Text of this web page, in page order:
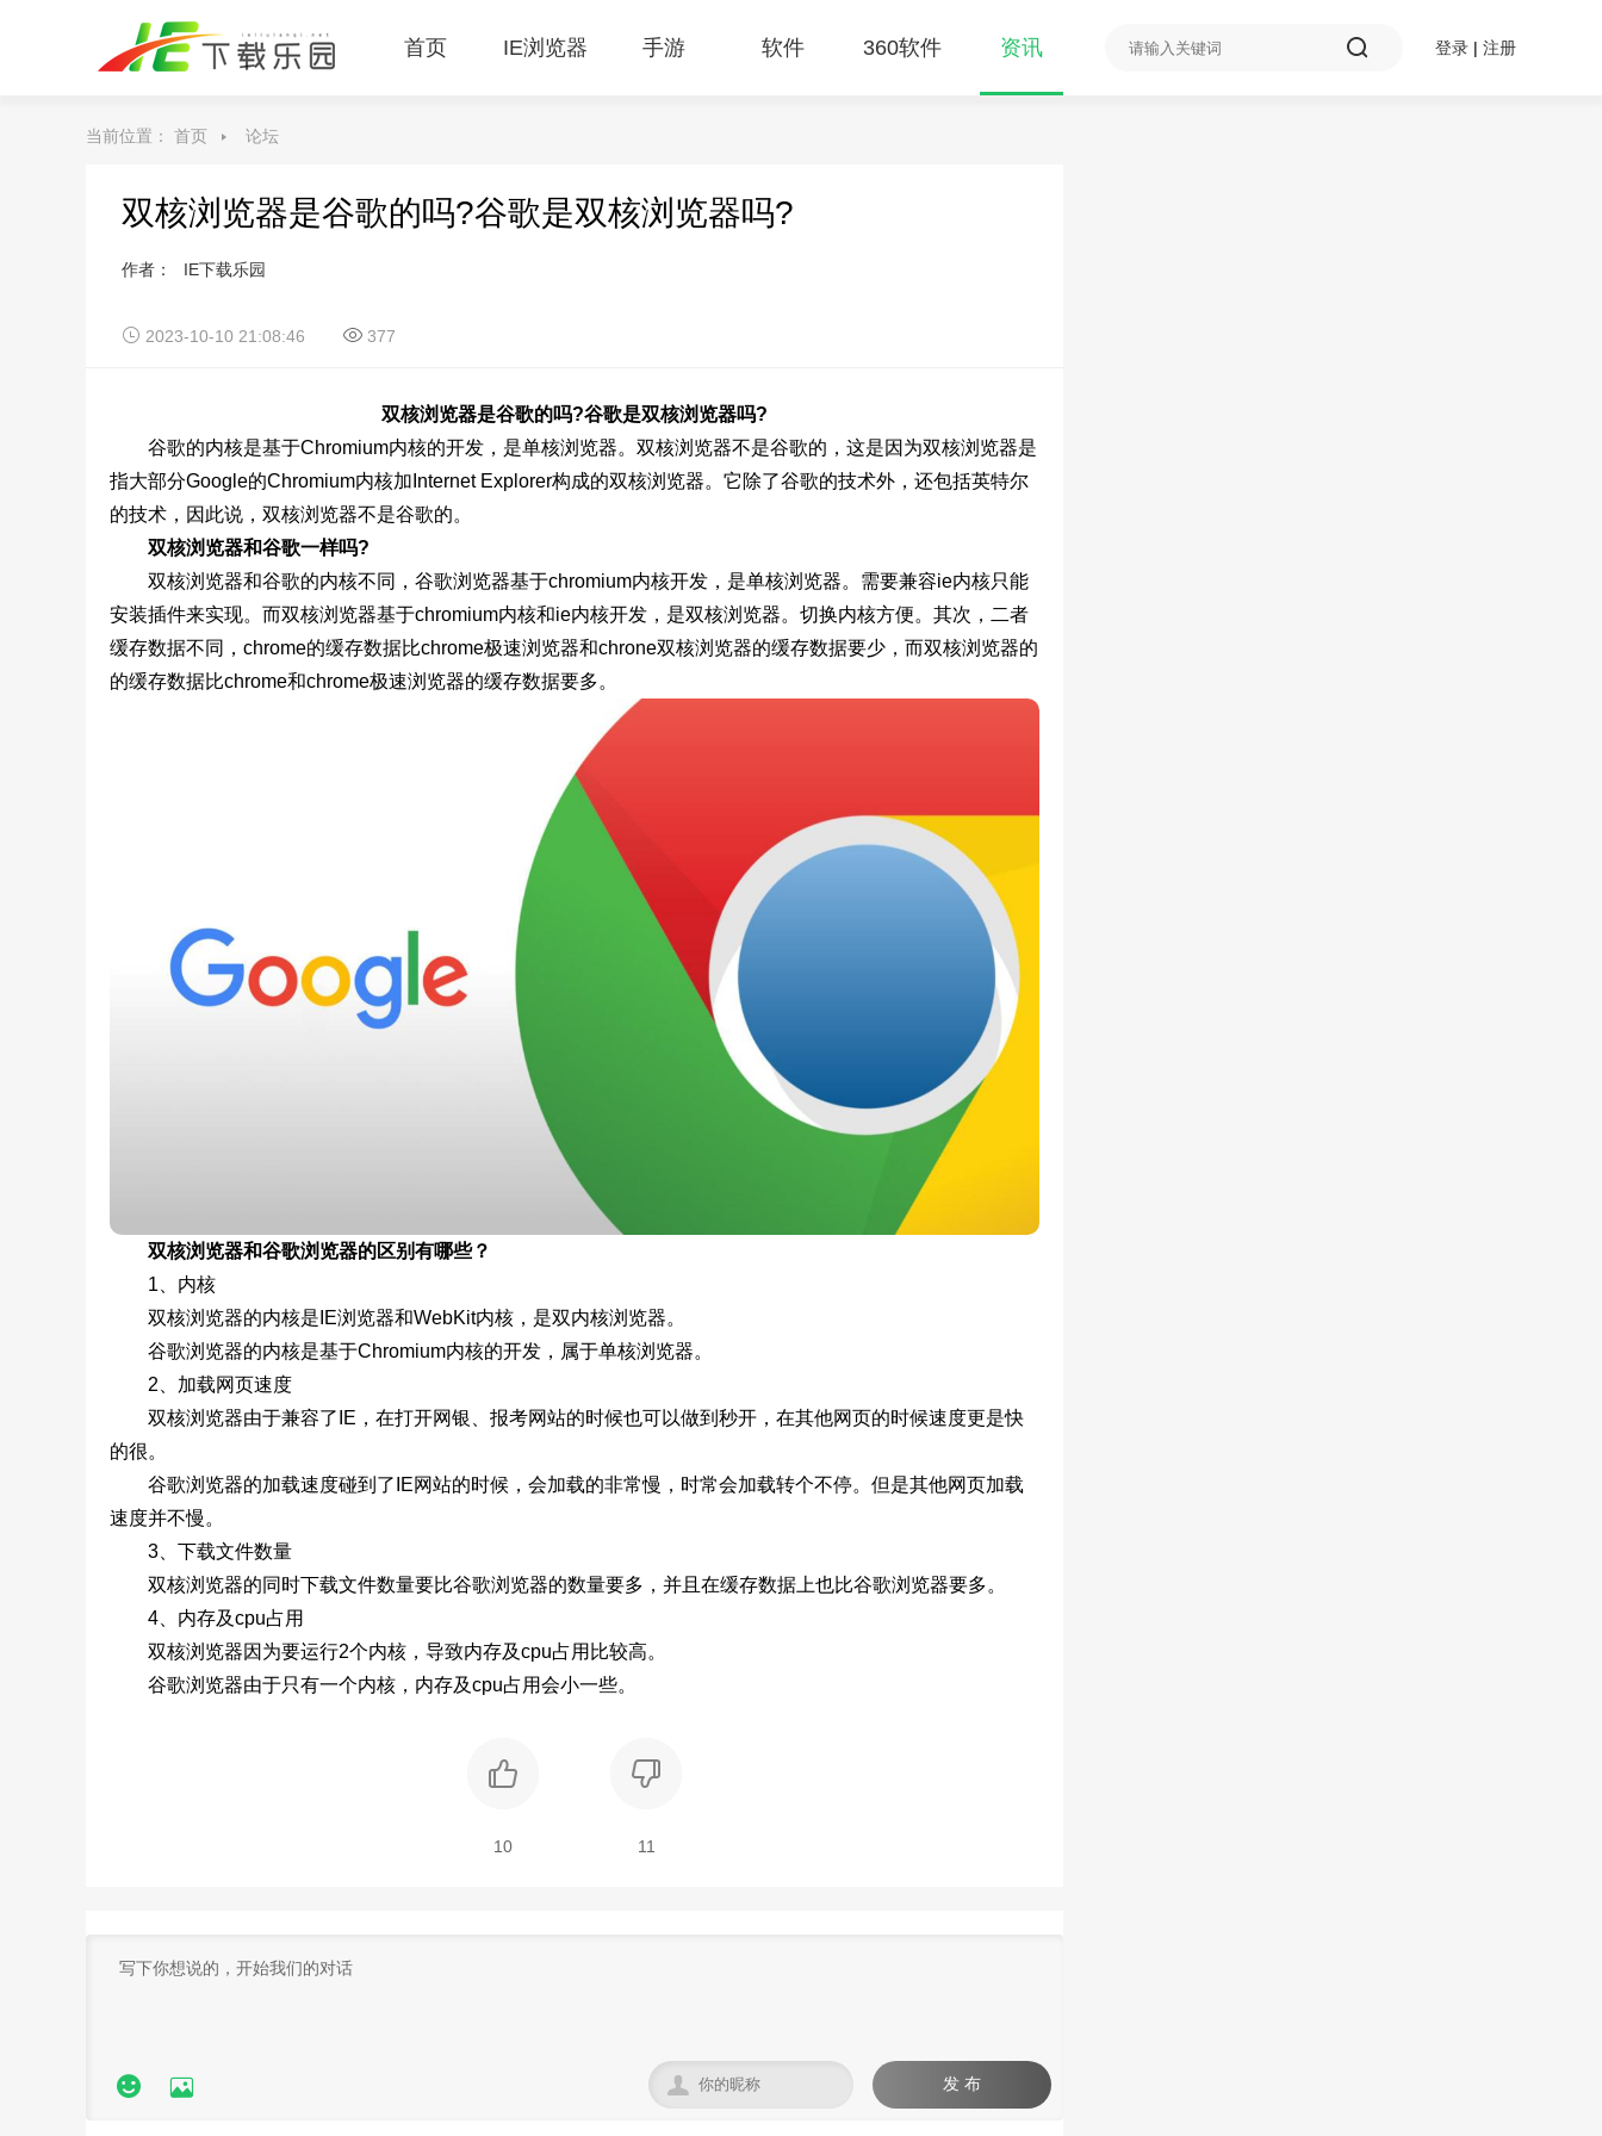
首页 IE浏览器 手游 软件 360软件 资讯 登录 | 注册
当前位置： 首页 论坛
双核浏览器是谷歌的吗?谷歌是双核浏览器吗?
作者： IE下载乐园
2023-10-10 21:08:46 377
双核浏览器是谷歌的吗?谷歌是双核浏览器吗?
谷歌的内核是基于Chromium内核的开发，是单核浏览器。双核浏览器不是谷歌的，这是因为双核浏览器是
指大部分Google的Chromium内核加Internet Explorer构成的双核浏览器。它除了谷歌的技术外，还包括英特尔
的技术，因此说，双核浏览器不是谷歌的。
双核浏览器和谷歌一样吗?
双核浏览器和谷歌的内核不同，谷歌浏览器基于chromium内核开发，是单核浏览器。需要兼容ie内核只能
安装插件来实现。而双核浏览器基于chromium内核和ie内核开发，是双核浏览器。切换内核方便。其次，二者
缓存数据不同，chrome的缓存数据比chrome极速浏览器和chrone双核浏览器的缓存数据要少，而双核浏览器的
的缓存数据比chrome和chrome极速浏览器的缓存数据要多。
双核浏览器和谷歌浏览器的区别有哪些？
1、内核
双核浏览器的内核是IE浏览器和WebKit内核，是双内核浏览器。
谷歌浏览器的内核是基于Chromium内核的开发，属于单核浏览器。
2、加载网页速度
双核浏览器由于兼容了IE，在打开网银、报考网站的时候也可以做到秒开，在其他网页的时候速度更是快
的很。
谷歌浏览器的加载速度碰到了IE网站的时候，会加载的非常慢，时常会加载转个不停。但是其他网页加载
速度并不慢。
3、下载文件数量
双核浏览器的同时下载文件数量要比谷歌浏览器的数量要多，并且在缓存数据上也比谷歌浏览器要多。
4、内存及cpu占用
双核浏览器因为要运行2个内核，导致内存及cpu占用比较高。
谷歌浏览器由于只有一个内核，内存及cpu占用会小一些。
10 11
  发 布
